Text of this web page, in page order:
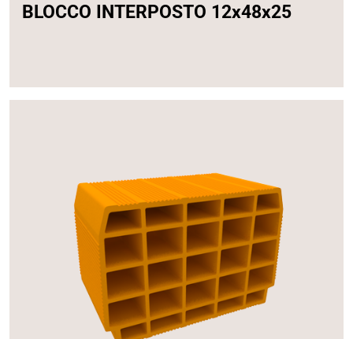
BLOCCO INTERPOSTO 12x48x25